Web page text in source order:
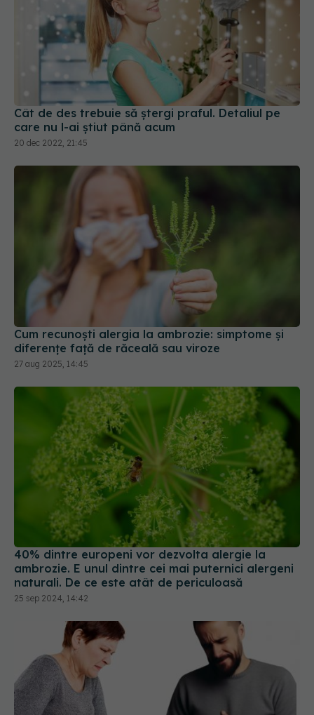
Cât de des trebuie să ștergi praful. Detaliul pe
care nu l-ai știut până acum
20 dec 2022, 21:45
Cum recunoști alergia la ambrozie: simptome și
diferențe față de răceală sau viroze
27 aug 2025, 14:45
40% dintre europeni vor dezvolta alergie la
ambrozie. E unul dintre cei mai puternici alergeni
naturali. De ce este atât de periculoasă
25 sep 2024, 14:42